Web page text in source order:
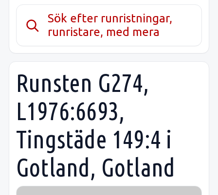
Sök efter runristningar,
runristare, med mera
Runsten G274,
L1976:6693,
Tingstäde 149:4 i
Gotland, Gotland